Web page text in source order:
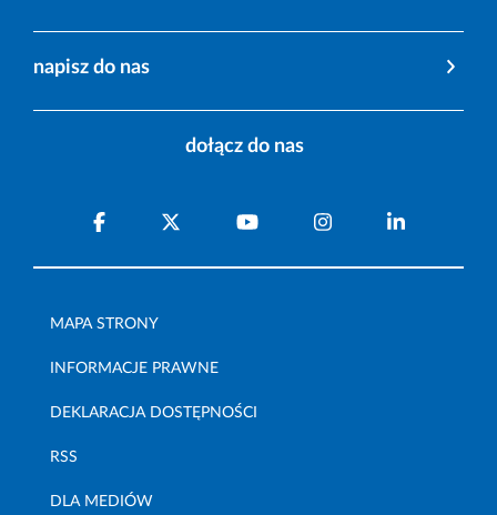
napisz do nas
dołącz do nas
MAPA STRONY
INFORMACJE PRAWNE
DEKLARACJA DOSTĘPNOŚCI
RSS
DLA MEDIÓW